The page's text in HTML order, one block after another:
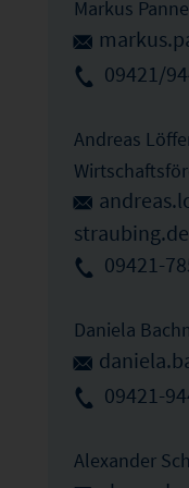
Markus
09421/
Andreas
straubing.de
09421-
Daniela
09421-
Alexander